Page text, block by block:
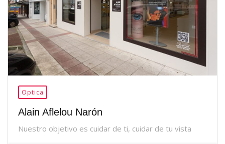
Optica
Alain Aflelou Narón
Nuestro objetivo es cuidar de ti, cuidar de tu vista